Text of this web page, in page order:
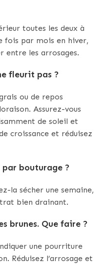
toutes les deux à
fois par mois en hiver,
entre les arrosages.
fleurit pas ?
ou de repos
Assurez-vous
de soleil et
croissance et réduisez
bouturage ?
la sécher une semaine,
bien drainant.
brunes. Que faire ?
une pourriture
Réduisez l’arrosage et